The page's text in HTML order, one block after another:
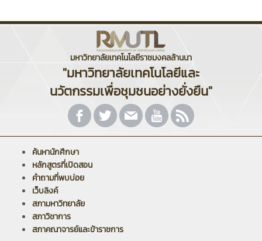
มหาวิทยาลัยเทคโนโลยีราชมงคลล้านนา
"มหาวิทยาลัยเทคโนโลยีและ
นวัตกรรมเพื่อชุมชนอย่างยั่งยืน"
ค้นหานักศึกษา
หลักสูตรที่เปิดสอน
คำถามที่พบบ่อย
เว็บลิงค์
สภามหาวิทยาลัย
สภาวิชาการ
สภาคณาจารย์และข้าราชการ